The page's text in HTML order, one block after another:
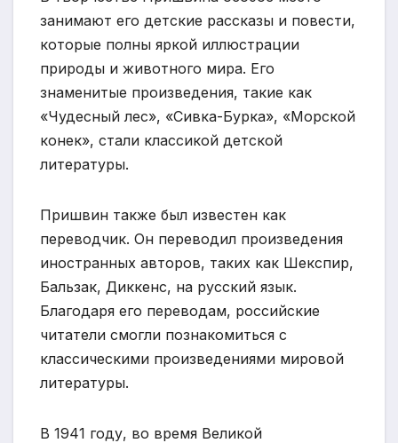
занимают его детские рассказы и повести,
которые полны яркой иллюстрации
природы и животного мира. Его
знаменитые произведения, такие как
«Чудесный лес», «Сивка-Бурка», «Морской
конек», стали классикой детской
литературы.
Пришвин также был известен как
переводчик. Он переводил произведения
иностранных авторов, таких как Шекспир,
Бальзак, Диккенс, на русский язык.
Благодаря его переводам, российские
читатели смогли познакомиться с
классическими произведениями мировой
литературы.
В 1941 году, во время Великой